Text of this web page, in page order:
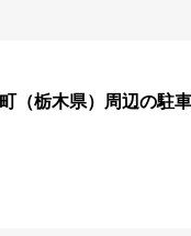
（栃木県）
周辺の駐